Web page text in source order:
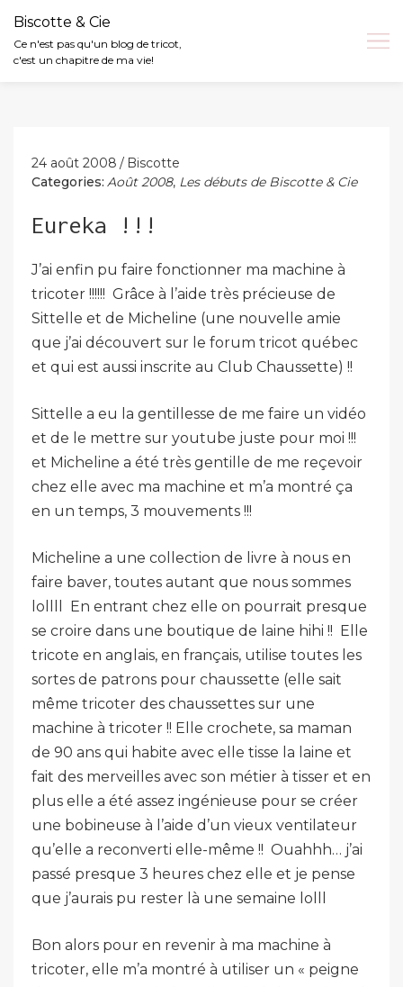
Biscotte & Cie
Ce n'est pas qu'un blog de tricot,
c'est un chapitre de ma vie!
24 août 2008
Biscotte
Categories: Août 2008, Les débuts de Biscotte & Cie
Eureka !!!
J’ai enfin pu faire fonctionner ma machine à
tricoter !!!!!! Grâce à l’aide très précieuse de
Sittelle et de Micheline (une nouvelle amie
que j’ai découvert sur le forum tricot québec
et qui est aussi inscrite au Club Chaussette) !!
Sittelle a eu la gentillesse de me faire un vidéo
et de le mettre sur youtube juste pour moi !!!
et Micheline a été très gentille de me reçevoir
chez elle avec ma machine et m’a montré ça
en un temps, 3 mouvements !!!
Micheline a une collection de livre à nous en
faire baver, toutes autant que nous sommes
lollll En entrant chez elle on pourrait presque
se croire dans une boutique de laine hihi !! Elle
tricote en anglais, en français, utilise toutes les
sortes de patrons pour chaussette (elle sait
même tricoter des chaussettes sur une
machine à tricoter !! Elle crochete, sa maman
de 90 ans qui habite avec elle tisse la laine et
fait des merveilles avec son métier à tisser et en
plus elle a été assez ingénieuse pour se créer
une bobineuse à l’aide d’un vieux ventilateur
qu’elle a reconverti elle-même !! Ouahhh… j’ai
passé presque 3 heures chez elle et je pense
que j’aurais pu rester là une semaine lolll
Bon alors pour en revenir à ma machine à
tricoter, elle m’a montré à utiliser un « peigne